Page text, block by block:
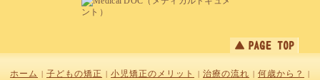
ホーム 子どもの矯正 小児矯正のメリット 治療の流れ 何歳から？